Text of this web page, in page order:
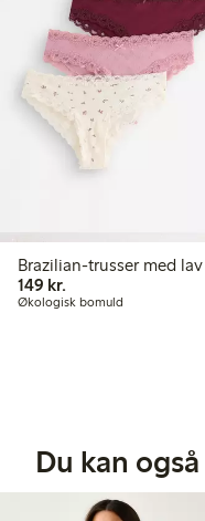
Brazilian-trusser med
149 kr.
Økologisk bomuld
Du kan